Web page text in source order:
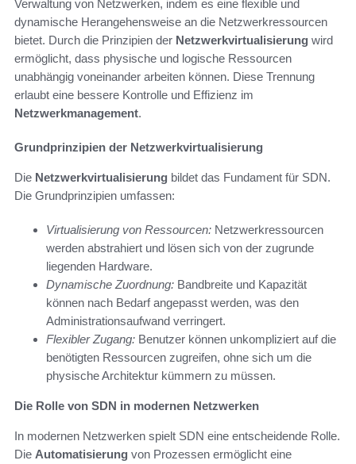
Verwaltung von Netzwerken, indem es eine flexible und
dynamische Herangehensweise an die Netzwerkressourcen
bietet. Durch die Prinzipien der Netzwerkvirtualisierung wird
ermöglicht, dass physische und logische Ressourcen
unabhängig voneinander arbeiten können. Diese Trennung
erlaubt eine bessere Kontrolle und Effizienz im
Netzwerkmanagement.
Grundprinzipien der Netzwerkvirtualisierung
Die Netzwerkvirtualisierung bildet das Fundament für SDN.
Die Grundprinzipien umfassen:
Virtualisierung von Ressourcen: Netzwerkressourcen
werden abstrahiert und lösen sich von der zugrunde
liegenden Hardware.
Dynamische Zuordnung: Bandbreite und Kapazität
können nach Bedarf angepasst werden, was den
Administrationsaufwand verringert.
Flexibler Zugang: Benutzer können unkompliziert auf die
benötigten Ressourcen zugreifen, ohne sich um die
physische Architektur kümmern zu müssen.
Die Rolle von SDN in modernen Netzwerken
In modernen Netzwerken spielt SDN eine entscheidende Rolle.
Die Automatisierung von Prozessen ermöglicht eine